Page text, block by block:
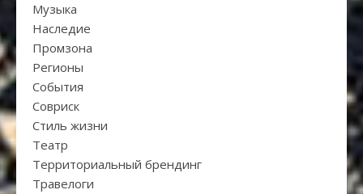
Музыка
Наследие
Промзона
Регионы
События
Совриск
Стиль жизни
Театр
Территориальный брендинг
Травелоги